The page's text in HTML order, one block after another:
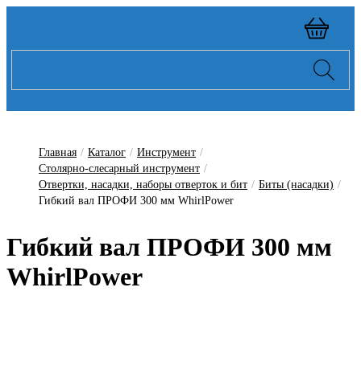
Главная / Каталог / Инструмент /
Столярно-слесарный инструмент /
Отвертки, насадки, наборы отверток и бит / Биты (насадки) /
Гибкий вал ПРОФИ 300 мм WhirlPower
Гибкий вал ПРОФИ 300 мм
WhirlPower